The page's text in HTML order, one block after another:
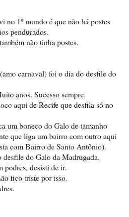
no 1º mundo é que não há postes
pendurados.
não tinha postes.
carnaval) foi o dia do desfile do
anos. Sucesso sempre.
aqui de Recife que desfila só no
um boneco do Galo de tamanho
que liga um bairro com outro aqui
com Bairro de Santo Antônio).
desfile do Galo da Madrugada.
podres, desisti de ir.
fico triste por isso.